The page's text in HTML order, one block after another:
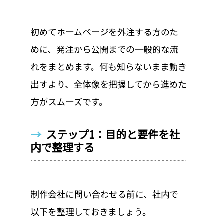
初めてホームページを外注する方のた
めに、発注から公開までの一般的な流
れをまとめます。何も知らないまま動き
出すより、全体像を把握してから進めた
方がスムーズです。
→ ステップ1：目的と要件を社
内で整理する
制作会社に問い合わせる前に、社内で
以下を整理しておきましょう。